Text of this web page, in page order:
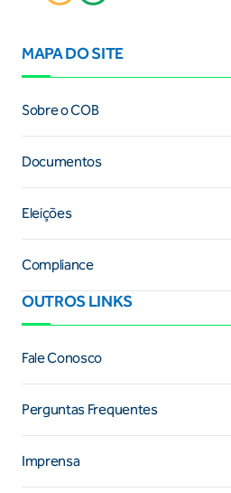
MAPA DO SITE
Sobre o COB
Documentos
Eleições
Compliance
OUTROS LINKS
Fale Conosco
Perguntas Frequentes
Imprensa